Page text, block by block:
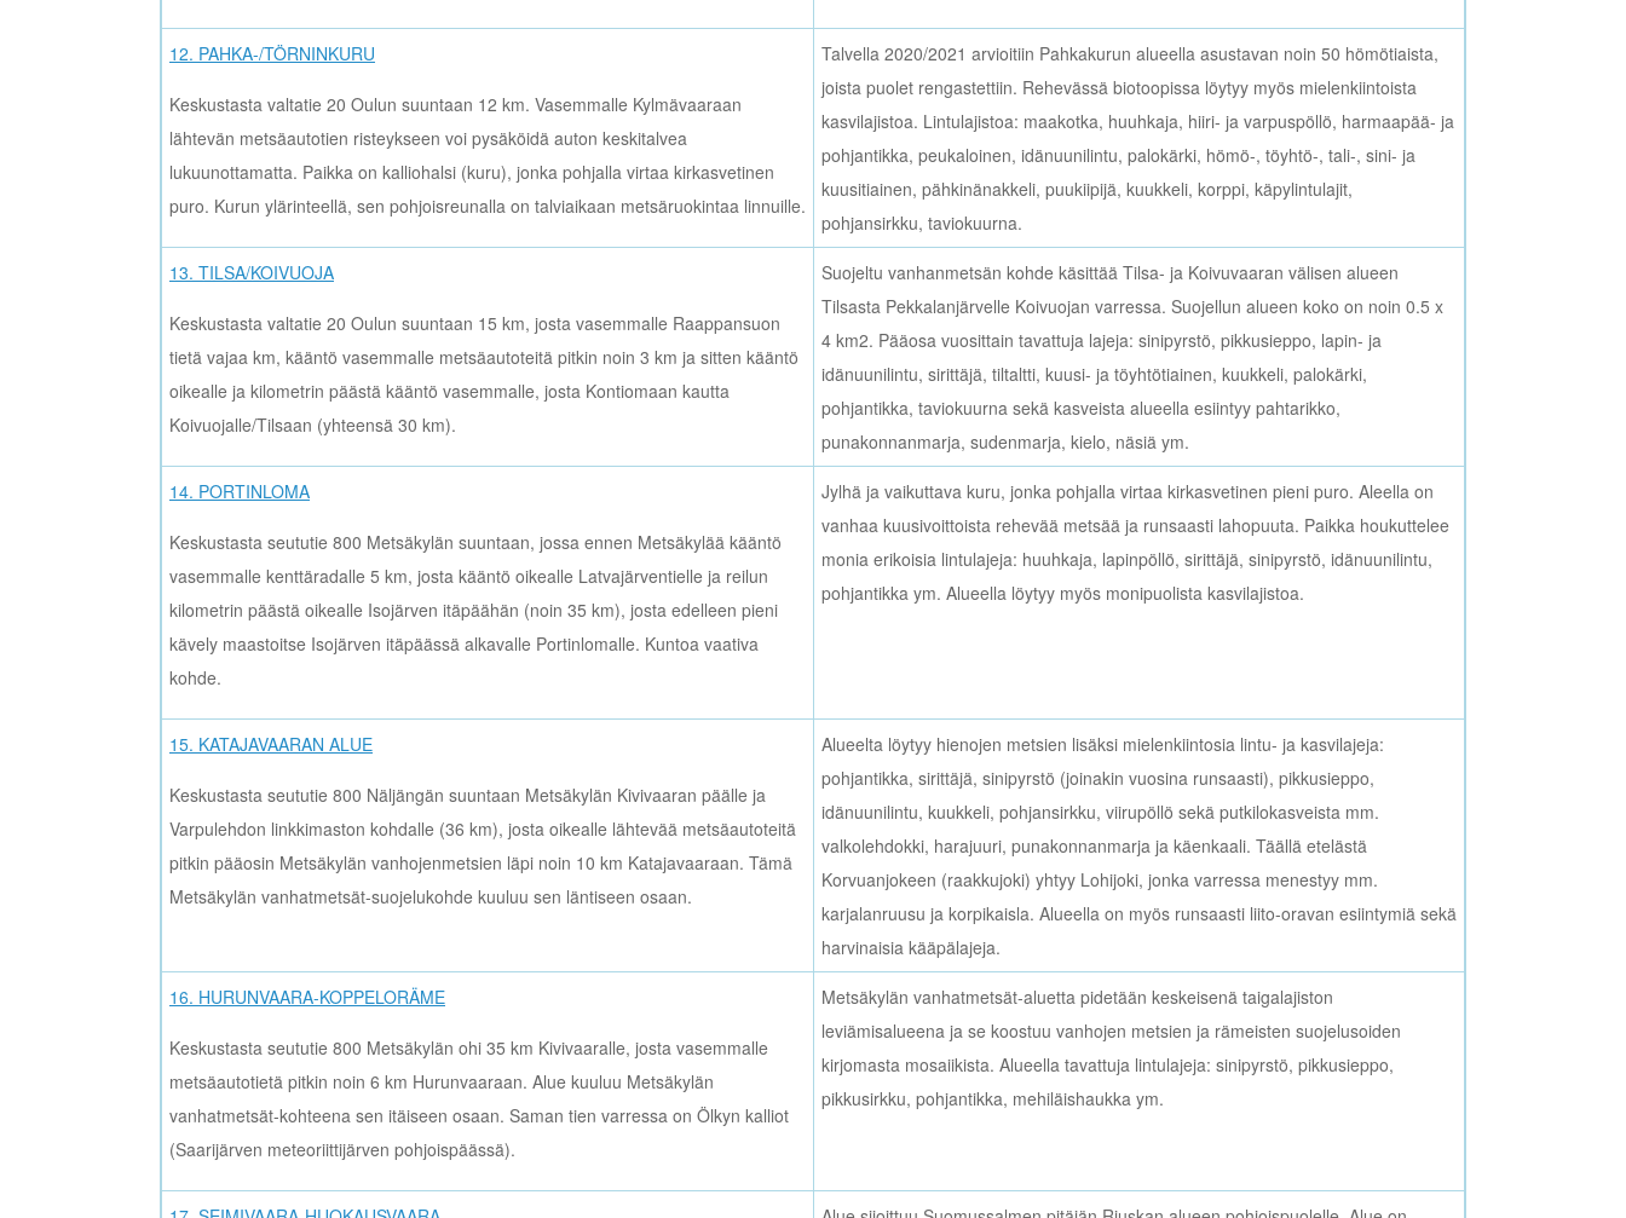
12. PAHKA-/TÖRNINKURU
Keskustasta valtatie 20 Oulun suuntaan 12 km. Vasemmalle Kylmävaaraan
lähtevän metsäautotien risteykseen voi pysäköidä auton keskitalvea
lukuunottamatta. Paikka on kalliohalsi (kuru), jonka pohjalla virtaa kirkasvetinen
puro. Kurun ylärinteellä, sen pohjoisreunalla on talviaikaan metsäruokintaa linnuille.
Talvella 2020/2021 arvioitiin Pahkakurun alueella asustavan noin 50 hömötiaista,
joista puolet rengastettiin. Rehevässä biotoopissa löytyy myös mielenkiintoista
kasvilajistoa. Lintulajistoa: maakotka, huuhkaja, hiiri- ja varpuspöllö, harmaapää- ja
pohjantikka, peukaloinen, idänuunilintu, palokärki, hömö-, töyhtö-, tali-, sini- ja
kuusitiainen, pähkinänakkeli, puukiipijä, kuukkeli, korppi, käpylintulajit,
pohjansirkku, taviokuurna.
13. TILSA/KOIVUOJA
Keskustasta valtatie 20 Oulun suuntaan 15 km, josta vasemmalle Raappansuon
tietä vajaa km, kääntö vasemmalle metsäautoteitä pitkin noin 3 km ja sitten kääntö
oikealle ja kilometrin päästä kääntö vasemmalle, josta Kontiomaan kautta
Koivuojalle/Tilsaan (yhteensä 30 km).
Suojeltu vanhanmetsän kohde käsittää Tilsa- ja Koivuvaaran välisen alueen
Tilsasta Pekkalanjärvelle Koivuojan varressa. Suojellun alueen koko on noin 0.5 x
4 km2. Pääosa vuosittain tavattuja lajeja: sinipyrstö, pikkusieppo, lapin- ja
idänuunilintu, sirittäjä, tiltaltti, kuusi- ja töyhtötiainen, kuukkeli, palokärki,
pohjantikka, taviokuurna sekä kasveista alueella esiintyy pahtarikko,
punakonnanmarja, sudenmarja, kielo, näsiä ym.
14. PORTINLOMA
Keskustasta seututie 800 Metsäkylän suuntaan, jossa ennen Metsäkylää kääntö
vasemmalle kenttäradalle 5 km, josta kääntö oikealle Latvajärventielle ja reilun
kilometrin päästä oikealle Isojärven itäpäähän (noin 35 km), josta edelleen pieni
kävely maastoitse Isojärven itäpäässä alkavalle Portinlomalle. Kuntoa vaativa
kohde.
Jylhä ja vaikuttava kuru, jonka pohjalla virtaa kirkasvetinen pieni puro. Aleella on
vanhaa kuusivoittoista rehevää metsää ja runsaasti lahopuuta. Paikka houkuttelee
monia erikoisia lintulajeja: huuhkaja, lapinpöllö, sirittäjä, sinipyrstö, idänuunilintu,
pohjantikka ym. Alueella löytyy myös monipuolista kasvilajistoa.
15. KATAJAVAARAN ALUE
Keskustasta seututie 800 Näljängän suuntaan Metsäkylän Kivivaaran päälle ja
Varpulehdon linkkimaston kohdalle (36 km), josta oikealle lähtevää metsäautoteitä
pitkin pääosin Metsäkylän vanhojenmetsien läpi noin 10 km Katajavaaraan. Tämä
Metsäkylän vanhatmetsät-suojelukohde kuuluu sen läntiseen osaan.
Alueelta löytyy hienojen metsien lisäksi mielenkiintosia lintu- ja kasvilajeja:
pohjantikka, sirittäjä, sinipyrstö (joinakin vuosina runsaasti), pikkusieppo,
idänuunilintu, kuukkeli, pohjansirkku, viirupöllö sekä putkilokasveista mm.
valkolehdokki, harajuuri, punakonnanmarja ja käenkaali. Täällä etelästä
Korvuanjokeen (raakkujoki) yhtyy Lohijoki, jonka varressa menestyy mm.
karjalanruusu ja korpikaisla. Alueella on myös runsaasti liito-oravan esiintymiä sekä
harvinaisia kääpälajeja.
16. HURUNVAARA-KOPPELORÄME
Keskustasta seututie 800 Metsäkylän ohi 35 km Kivivaaralle, josta vasemmalle
metsäautotietä pitkin noin 6 km Hurunvaaraan. Alue kuuluu Metsäkylän
vanhatmetsät-kohteena sen itäiseen osaan. Saman tien varressa on Ölkyn kalliot
(Saarijärven meteoriittijärven pohjoispäässä).
Metsäkylän vanhatmetsät-aluetta pidetään keskeisenä taigalajiston
leviämisalueena ja se koostuu vanhojen metsien ja rämeisten suojelusoiden
kirjomasta mosaiikista. Alueella tavattuja lintulajeja: sinipyrstö, pikkusieppo,
pikkusirkku, pohjantikka, mehiläishaukka ym.